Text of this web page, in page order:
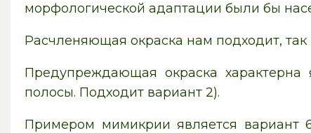
морфологической адаптации были бы
Расчленяющая окраска нам подходит,
Предупреждающая окраска
полосы. Подходит вариант 2).
Примером мимикрии является вариант